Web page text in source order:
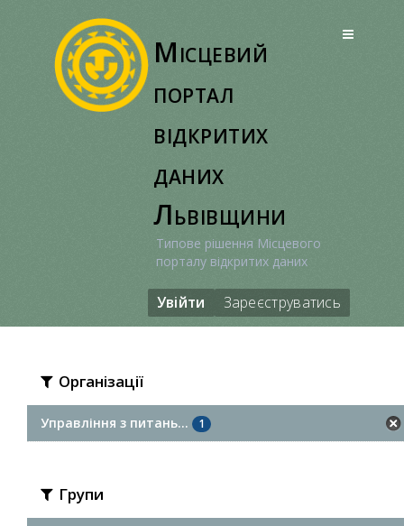
Місцевий
портал
відкритих
даних
Львівщини
Типове рішення Місцевого
порталу відкритих даних
Увійти Зареєструватись
Організації
Управління з питань... 1
Групи